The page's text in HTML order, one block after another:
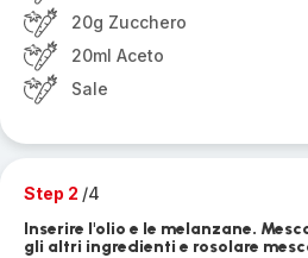
20g Zucchero
20ml Aceto
Sale
Step 2 /4
Inserire l'olio e le melanzane.
gli altri ingredienti e rosolare